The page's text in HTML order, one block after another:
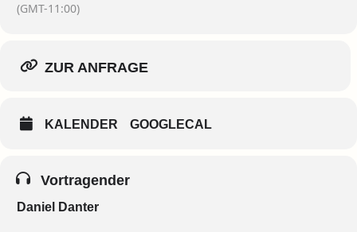
(GMT-11:00)
ZUR ANFRAGE
KALENDER GOOGLECAL
Vortragender
Daniel Danter